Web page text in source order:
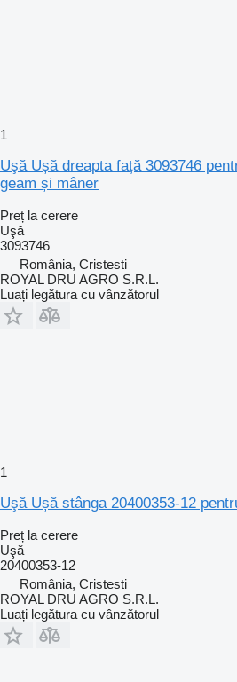
1
Uşă Ușă dreapta față 3093746
geam și mâner
Preț la cerere
Uşă
3093746
România, Cristesti
ROYAL DRU AGRO S.R.L.
Luați legătura cu vânzătorul
1
Uşă Ușă stânga 20400353-12
Preț la cerere
Uşă
20400353-12
România, Cristesti
ROYAL DRU AGRO S.R.L.
Luați legătura cu vânzătorul